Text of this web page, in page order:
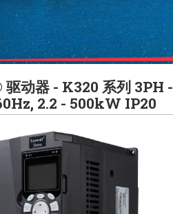
动器 - K320 系列 3PH -
2.2 - 500kW IP20